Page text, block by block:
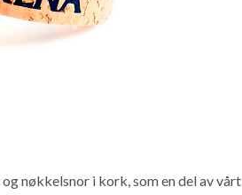
nøkkelsnor i kork, som en del av vårt